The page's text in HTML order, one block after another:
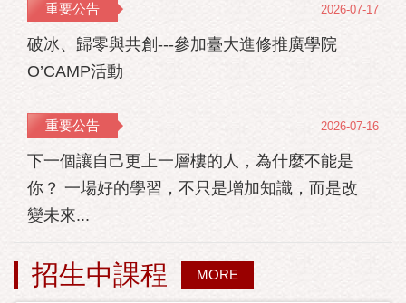
重要公告
破冰、歸零與共創---參加臺大進修推廣學院
O’CAMP活動
2026-07-17
重要公告
下一個讓自己更上一層樓的人，為什麼不能是
你？ 一場好的學習，不只是增加知識，而是改
變未來...
2026-07-16
招生中課程 MORE